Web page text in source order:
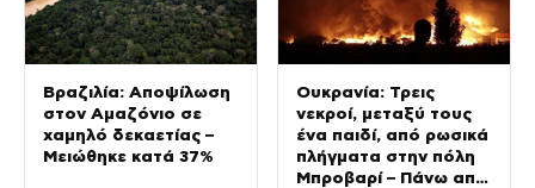
Βραζιλία: Αποψίλωση
στον Αμαζόνιο σε
χαμηλό δεκαετίας –
Μειώθηκε κατά 37%
Ουκρανία: Τρεις
νεκροί, μεταξύ τους
ένα παιδί, από ρωσικά
πλήγματα στην πόλη
Μπροβαρί – Πάνω από